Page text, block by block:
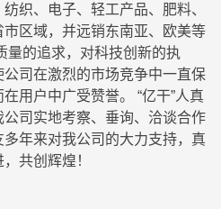
织、电子、轻工产品、肥料、
区域，并远销东南亚、欧美等
量的追求，对科技创新的执
司在激烈的市场竞争中一直保
用户中广受赞誉。 “亿干”人真
司实地考察、垂询、洽谈合作
年来对我公司的大力支持，真
共创辉煌！